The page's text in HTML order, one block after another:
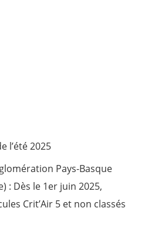
l’été 2025
Pays-Basque
: Dès le 1er juin 2025,
Crit’Air 5 et non classés